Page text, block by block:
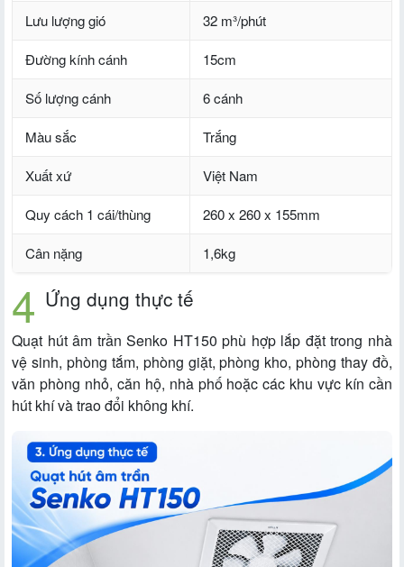
Lưu lượng gió 32 m³/phút
Đường kính cánh 15cm
Số lượng cánh 6 cánh
Màu sắc Trắng
Xuất xứ Việt Nam
Quy cách 1 cái/thùng 260 x 260 x 155mm
Cân nặng 1,6kg
Ứng dụng thực tế
Quạt hút âm trần Senko HT150 phù hợp lắp đặt trong nhà
vệ sinh, phòng tắm, phòng giặt, phòng kho, phòng thay đồ,
văn phòng nhỏ, căn hộ, nhà phố hoặc các khu vực kín cần
hút khí và trao đổi không khí.